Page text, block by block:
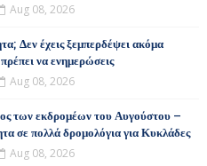
Aug 08, 2026
Δεν έχεις ξεμπερδέψει ακόμα
να ενημερώσεις
Aug 08, 2026
των εκδρομέων του Αυγούστου –
σε πολλά δρομολόγια για Κυκλάδες
Aug 08, 2026